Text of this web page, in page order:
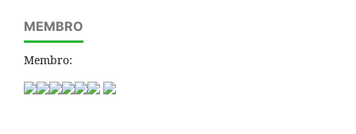
MEMBRO
Membro: